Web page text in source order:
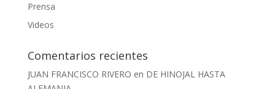
Prensa
Videos
Comentarios recientes
JUAN FRANCISCO RIVERO en DE HINOJAL HASTA